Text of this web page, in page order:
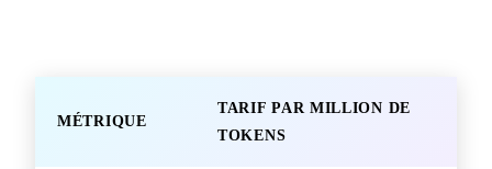
MÉTRIQUE
TARIF PAR MILLION DE
TOKENS